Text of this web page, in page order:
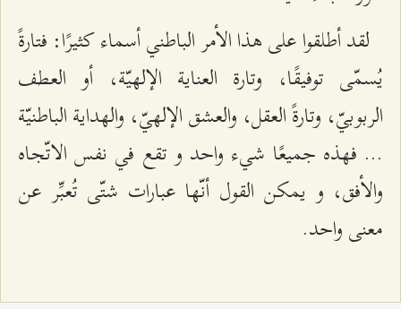
لقد أطلقوا على هذا الأمر الباطني أسماء كثيرًا: فتارةً
يُسمّى توفيقًا، وتارة العناية الإلهيّة، أو العطف
الربوبيّ، وتارةً العقل، والعشق الإلهيّ، والهداية الباطنيّة
... فهذه جميعًا شيء واحد و تقع في نفس الاتّجاه
والأفق، و يمكن القول أنّها عبارات شتّى تُعبِّر عن
معنى واحد.